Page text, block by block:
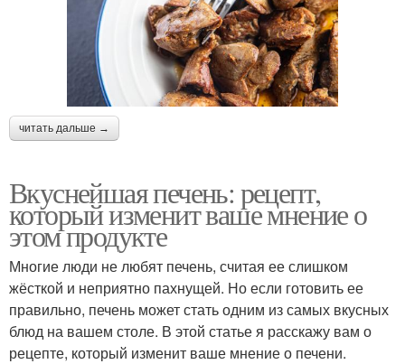
читать дальше →
Вкуснейшая печень: рецепт,
который изменит ваше мнение о
этом продукте
Многие люди не любят печень, считая ее слишком
жёсткой и неприятно пахнущей. Но если готовить ее
правильно, печень может стать одним из самых вкусных
блюд на вашем столе. В этой статье я расскажу вам о
рецепте, который изменит ваше мнение о печени.